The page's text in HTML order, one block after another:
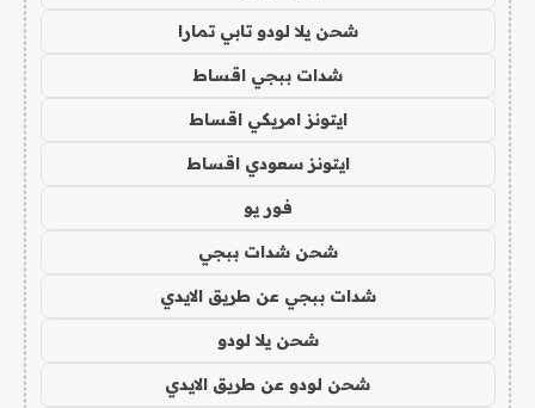
شحن يلا لودو تابي تمارا
شدات ببجي اقساط
ايتونز امريكي اقساط
ايتونز سعودي اقساط
فور يو
شحن شدات ببجي
شدات ببجي عن طريق الايدي
شحن يلا لودو
شحن لودو عن طريق الايدي